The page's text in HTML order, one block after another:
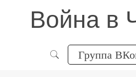
Война в
Группа